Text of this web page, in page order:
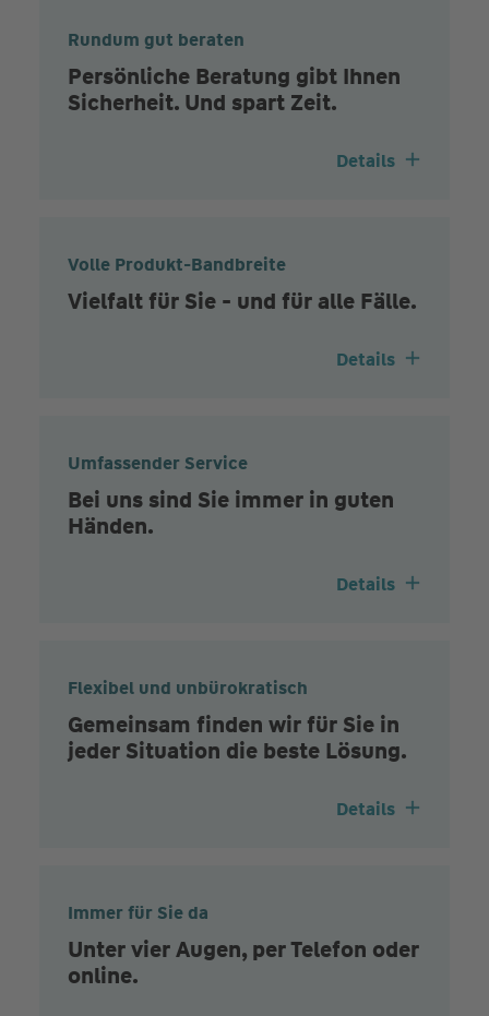
Rundum gut beraten
Persönliche Beratung gibt Ihnen
Sicherheit. Und spart Zeit.
Details
Volle Produkt-Bandbreite
Vielfalt für Sie - und für alle Fälle.
Details
Umfassender Service
Bei uns sind Sie immer in guten
Händen.
Details
Flexibel und unbürokratisch
Gemeinsam finden wir für Sie in
jeder Situation die beste Lösung.
Details
Immer für Sie da
Unter vier Augen, per Telefon oder
online.